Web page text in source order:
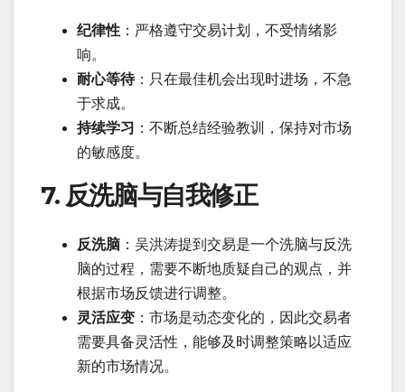
纪律性 ：严格遵守交易计划，不受情绪影
响。
耐心等待：只在最佳机会出现时进场，不急
于求成。
持续学习 ：不断总结经验教训，保持对市场
的敏感度。
7. 反洗脑与自我修正
反洗脑 ：吴洪涛提到交易是一个洗脑与反洗
脑的过程，需要不断地质疑自己的观点，并
根据市场反馈进行调整。
灵活应变 ：市场是动态变化的，因此交易者
需要具备灵活性，能够及时调整策略以适应
新的市场情况。